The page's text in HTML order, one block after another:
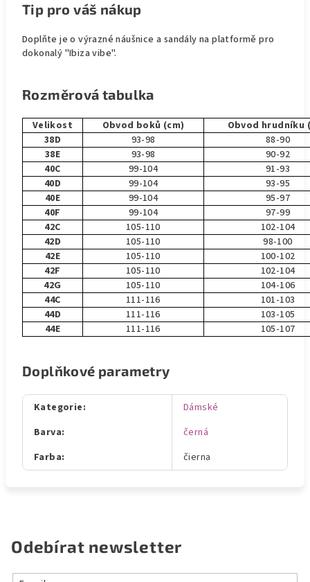
Tip pro váš nákup
Doplňte je o výrazné náušnice a sandály na platformě pro
dokonalý "Ibiza vibe".
Rozměrová tabulka
Velikost Obvod boků (cm)
Obvod hrudníku
38D
93-98
88-90
38E
93-98
90-92
40C
99-104
91-93
40D
99-104
93-95
40E
99-104
95-97
40F
99-104
97-99
42C
105-110
102-104
42D
105-110
98-100
42E
105-110
100-102
42F
105-110
102-104
42G
105-110
104-106
44C
111-116
101-103
44D
111-116
103-105
44E
111-116 105-107
Doplňkové parametry
Kategorie:
Dámské
Barva:
černá
Farba: čierna
Odebírat newsletter